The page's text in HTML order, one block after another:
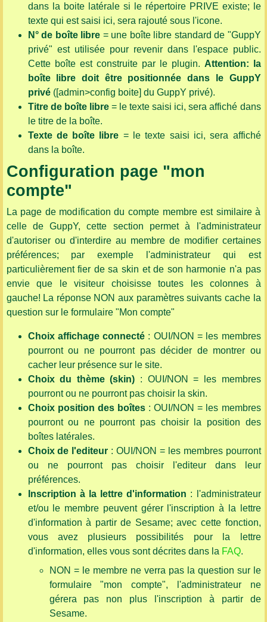
dans la boite latérale si le répertoire PRIVE existe; le
texte qui est saisi ici, sera rajouté sous l'icone.
N° de boîte libre = une boîte libre standard de "GuppY
privé" est utilisée pour revenir dans l'espace public.
Cette boîte est construite par le plugin. Attention: la
boîte libre doit être positionnée dans le GuppY
privé([admin>config boite] du GuppY privé).
Titre de boîte libre= le texte saisi ici, sera affiché dans
le titre de la boîte.
Texte de boîte libre = le texte saisi ici, sera affiché
dans la boîte.
Configuration page "mon
compte"
La page de modification du compte membre est similaire à
celle de GuppY, cette section permet à l'administrateur
d'autoriser ou d'interdire au membre de modifier certaines
préférences; par exemple l'administrateur qui est
particulièrement fier de sa skin et de son harmonie n'a pas
envie que le visiteur choisisse toutes les colonnes à
gauche! La réponse NON aux paramètres suivants cache la
question sur le formulaire "Mon compte"
Choix affichage connecté : OUI/NON = les membres
pourront ou ne pourront pas décider de montrer ou
cacher leur présence sur le site.
Choix du thème (skin) : OUI/NON = les membres
pourront ou ne pourront pas choisir la skin.
Choix position des boîtes: OUI/NON = les membres
pourront ou ne pourront pas choisir la position des
boîtes latérales.
Choix de l'editeur : OUI/NON = les membres pourront
ou ne pourront pas choisir l'editeur dans leur
préférences.
Inscription à la lettre d'information : l'administrateur
et/ou le membre peuvent gérer l'inscription à la lettre
d'information à partir de Sesame; avec cette fonction,
vous avez plusieurs possibilités pour la lettre
d'information, elles vous sont décrites dans la FAQ.
NON = le membre ne verra pas la question sur le
formulaire "mon compte", l'administrateur ne
gérera pas non plus l'inscription à partir de
Sesame.